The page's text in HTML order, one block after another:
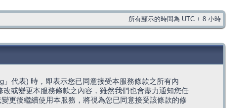
所有顯示的時間為 UTC + 8 小時
代表) 時，即表示您已同意接受本服務條款之所有內
或變更本服務條款之內容，雖然我們也會盡力通知您任
更後繼續使用本服務，將視為您已同意接受該條款的修